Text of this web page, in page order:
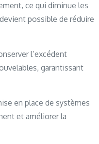
ce qui diminue les
possible de réduire
l’excédent
garantissant
en place de systèmes
et améliorer la